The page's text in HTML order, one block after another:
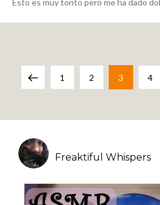
Esto es muy tonto pero me ha dado
Navegación
entradas
PreviousPage
1 Page
2 Page
3 4
Freaktiful Whispers